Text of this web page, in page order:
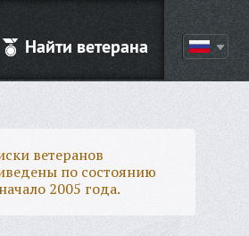
Найти ветерана
ветеранов
по состоянию
2005 года.